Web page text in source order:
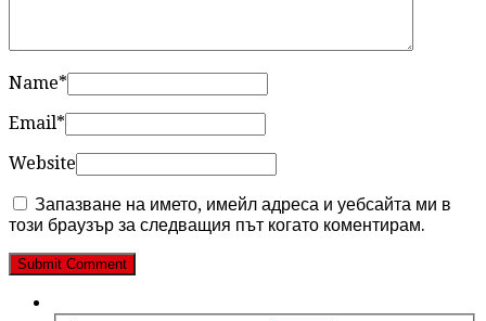
Name*
Email*
Website
Запазване на името, имейл адреса и уебсайта ми в
този браузър за следващия път когато коментирам.